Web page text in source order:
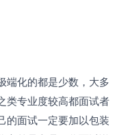
化的都是少数，大多
类专业度较高都面试者
的面试一定要加以包装